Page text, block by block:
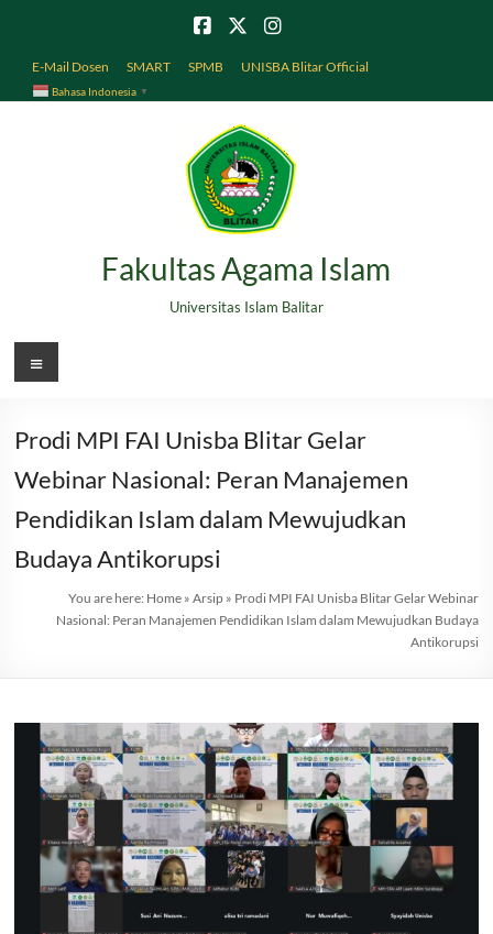
E-Mail Dosen SMART SPMB UNISBA Blitar Official
Bahasa Indonesia ▼
Fakultas Agama Islam
Universitas Islam Balitar
Menu
Prodi MPI FAI Unisba Blitar Gelar
Webinar Nasional: Peran Manajemen
Pendidikan Islam dalam Mewujudkan
Budaya Antikorupsi
You are here: Home» Arsip» Prodi MPI FAI Unisba Blitar Gelar Webinar
Nasional: Peran Manajemen Pendidikan Islam dalam Mewujudkan Budaya
Antikorupsi